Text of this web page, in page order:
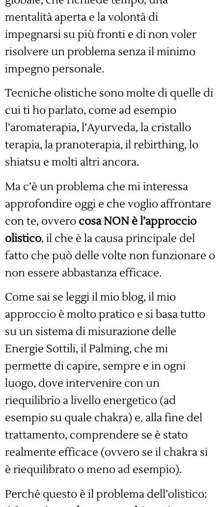
mentalità aperta e la volontà di
impegnarsi su più fronti e di non voler
risolvere un problema senza il minimo
impegno personale.
Tecniche olistiche sono molte di quelle di
cui ti ho parlato, come ad esempio
l’aromaterapia, l’Ayurveda, la cristallo
terapia, la pranoterapia, il rebirthing, lo
shiatsu e molti altri ancora.
Ma c’è un problema che mi interessa
approfondire oggi e che voglio affrontare
con te, ovvero cosa NON è l’approccio
olistico, il che è la causa principale del
fatto che può delle volte non funzionare o
non essere abbastanza efficace.
Come sai se leggi il mio blog, il mio
approccio è molto pratico e si basa tutto
su un sistema di misurazione delle
Energie Sottili, il Palming, che mi
permette di capire, sempre e in ogni
luogo, dove intervenire con un
riequilibrio a livello energetico (ad
esempio su quale chakra) e, alla fine del
trattamento, comprendere se è stato
realmente efficace (ovvero se il chakra si
è riequilibrato o meno ad esempio).
Perché questo è il problema dell’olistico: